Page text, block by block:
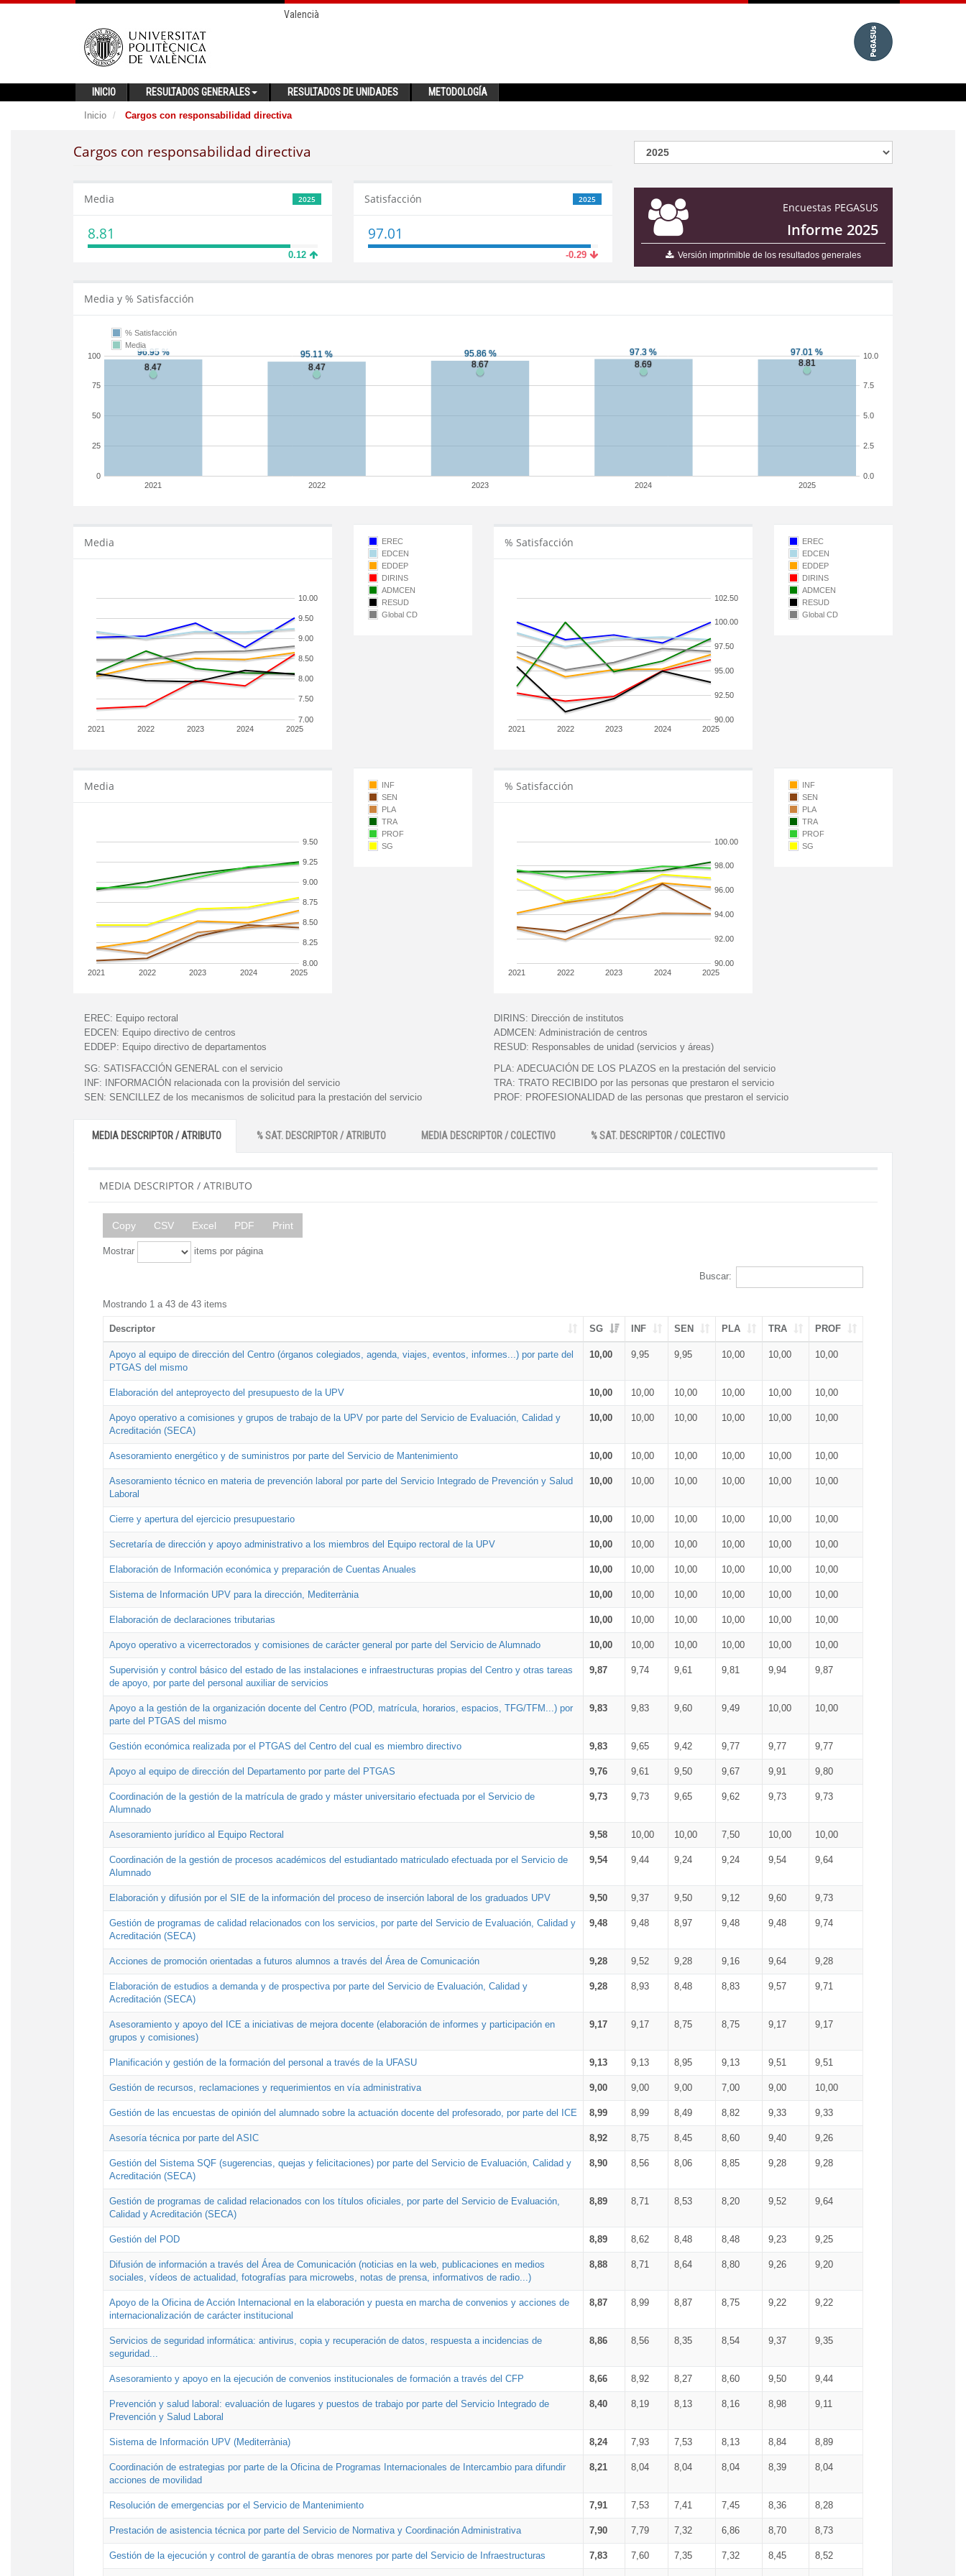
Valencià
INICIO RESULTADOS GENERALES RESULTADOS DE UNIDADES METODOLOGÍA
Inicio Cargos con responsabilidad directiva
Cargos con responsabilidad directiva
Encuestas PEGASUS
Informe 2025
Versión imprimible de los resultados generales
2025
Media
8.81
0.12
2025
Satisfacción
97.01
-0.29
Media y % Satisfacción
2021 2022 2023 2024 2025
0
25
50
75
100
0.0
2.5
5.0
7.5
10.0
% Satisfacción
Media
Media
2021 2022 2023 2024 2025
7.00
7.50
8.00
8.50
9.00
9.50
10.00
EREC
EDCEN
EDDEP
DIRINS
ADMCEN
RESUD
Global CD
% Satisfacción
2021 2022 2023 2024 2025
90.00
92.50
95.00
97.50
100.00
102.50
EREC
EDCEN
EDDEP
DIRINS
ADMCEN
RESUD
Global CD
Media
2021 2022 2023 2024 2025
8.00
8.25
8.50
8.75
9.00
9.25
9.50
INF
SEN
PLA
TRA
PROF
SG
% Satisfacción
2021 2022 2023 2024 2025
90.00
92.00
94.00
96.00
98.00
100.00
INF
SEN
PLA
TRA
PROF
SG
EREC: Equipo rectoral
EDCEN: Equipo directivo de centros
EDDEP: Equipo directivo de departamentos
DIRINS: Dirección de institutos
ADMCEN: Administración de centros
RESUD: Responsables de unidad (servicios y áreas)
SG: SATISFACCIÓN GENERAL con el servicio
INF:
INFORMACIÓN relacionada con la provisión del servicio
SEN: SENCILLEZ de los mecanismos de solicitud para la prestación del servicio
PLA: ADECUACIÓN DE LOS PLAZOS en la prestación del servicio
TRA: TRATO RECIBIDO por las personas que prestaron el servicio
PROF: PROFESIONALIDAD de las personas que prestaron el servicio
MEDIA DESCRIPTOR / ATRIBUTO % SAT. DESCRIPTOR / ATRIBUTO MEDIA DESCRIPTOR / COLECTIVO % SAT. DESCRIPTOR / COLECTIVO
MEDIA DESCRIPTOR / ATRIBUTO
Copy CSV Excel PDF Print
Mostrar items por página
Buscar:
Mostrando 1 a 43 de 43 items
Descriptor SG INF SEN PLA TRA PROF
Apoyo al equipo de dirección del Centro (órganos colegiados, agenda, viajes, eventos, informes...) por parte del
PTGAS del mismo
10,00 9,95 9,95 10,00 10,00 10,00
Elaboración del anteproyecto del presupuesto de la UPV 10,00 10,00 10,00 10,00 10,00 10,00
Apoyo operativo a comisiones y grupos de trabajo de la UPV por parte del Servicio de Evaluación, Calidad y
Acreditación (SECA)
10,00 10,00 10,00 10,00 10,00 10,00
Asesoramiento energético y de suministros por parte del Servicio de Mantenimiento 10,00 10,00 10,00 10,00 10,00 10,00
Asesoramiento técnico en materia de prevención laboral por parte del Servicio Integrado de Prevención y Salud
Laboral
10,00 10,00 10,00 10,00 10,00 10,00
Cierre y apertura del ejercicio presupuestario 10,00 10,00 10,00 10,00 10,00 10,00
Secretaría de dirección y apoyo administrativo a los miembros del Equipo rectoral de la UPV 10,00 10,00 10,00 10,00 10,00 10,00
Elaboración de Información económica y preparación de Cuentas Anuales 10,00 10,00 10,00 10,00 10,00 10,00
Sistema de Información UPV para la dirección, Mediterrània 10,00 10,00 10,00 10,00 10,00 10,00
Elaboración de declaraciones tributarias 10,00 10,00 10,00 10,00 10,00 10,00
Apoyo operativo a vicerrectorados y comisiones de carácter general por parte del Servicio de Alumnado 10,00 10,00 10,00 10,00 10,00 10,00
Supervisión y control básico del estado de las instalaciones e infraestructuras propias del Centro y otras tareas
de apoyo, por parte del personal auxiliar de servicios
9,87 9,74 9,61 9,81 9,94 9,87
Apoyo a la gestión de la organización docente del Centro (POD, matrícula, horarios, espacios, TFG/TFM...) por
parte del PTGAS del mismo
9,83 9,83 9,60 9,49 10,00 10,00
Gestión económica realizada por el PTGAS del Centro del cual es miembro directivo 9,83 9,65 9,42 9,77 9,77 9,77
Apoyo al equipo de dirección del Departamento por parte del PTGAS 9,76 9,61 9,50 9,67 9,91 9,80
Coordinación de la gestión de la matrícula de grado y máster universitario efectuada por el Servicio de
Alumnado
9,73 9,73 9,65 9,62 9,73 9,73
Asesoramiento jurídico al Equipo Rectoral 9,58 10,00 10,00 7,50 10,00 10,00
Coordinación de la gestión de procesos académicos del estudiantado matriculado efectuada por el Servicio de
Alumnado
9,54 9,44 9,24 9,24 9,54 9,64
Elaboración y difusión por el SIE de la información del proceso de inserción laboral de los graduados UPV 9,50 9,37 9,50 9,12 9,60 9,73
Gestión de programas de calidad relacionados con los servicios, por parte del Servicio de Evaluación, Calidad y
Acreditación (SECA)
9,48 9,48 8,97 9,48 9,48 9,74
Acciones de promoción orientadas a futuros alumnos a través del Área de Comunicación 9,28 9,52 9,28 9,16 9,64 9,28
Elaboración de estudios a demanda y de prospectiva por parte del Servicio de Evaluación, Calidad y
Acreditación (SECA)
9,28 8,93 8,48 8,83 9,57 9,71
Asesoramiento y apoyo del ICE a iniciativas de mejora docente (elaboración de informes y participación en
grupos y comisiones)
9,17 9,17 8,75 8,75 9,17 9,17
Planificación y gestión de la formación del personal a través de la UFASU 9,13 9,13 8,95 9,13 9,51 9,51
Gestión de recursos, reclamaciones y requerimientos en vía administrativa 9,00 9,00 9,00 7,00 9,00 10,00
Gestión de las encuestas de opinión del alumnado sobre la actuación docente del profesorado, por parte del ICE 8,99 8,99 8,49 8,82 9,33 9,33
Asesoría técnica por parte del ASIC 8,92 8,75 8,45 8,60 9,40 9,26
Gestión del Sistema SQF (sugerencias, quejas y felicitaciones) por parte del Servicio de Evaluación, Calidad y
Acreditación (SECA)
8,90 8,56 8,06 8,85 9,28 9,28
Gestión de programas de calidad relacionados con los títulos oficiales, por parte del Servicio de Evaluación,
Calidad y Acreditación (SECA)
8,89 8,71 8,53 8,20 9,52 9,64
Gestión del POD 8,89 8,62 8,48 8,48 9,23 9,25
Difusión de información a través del Área de Comunicación (noticias en la web, publicaciones en medios
sociales, vídeos de actualidad, fotografías para microwebs, notas de prensa, informativos de radio...)
8,88 8,71 8,64 8,80 9,26 9,20
Apoyo de la Oficina de Acción Internacional en la elaboración y puesta en marcha de convenios y acciones de
internacionalización de carácter institucional
8,87 8,99 8,87 8,75 9,22 9,22
Servicios de seguridad informática: antivirus, copia y recuperación de datos, respuesta a incidencias de
seguridad...
8,86 8,56 8,35 8,54 9,37 9,35
Asesoramiento y apoyo en la ejecución de convenios institucionales de formación a través del CFP 8,66 8,92 8,27 8,60 9,50 9,44
Prevención y salud laboral: evaluación de lugares y puestos de trabajo por parte del Servicio Integrado de
Prevención y Salud Laboral
8,40 8,19 8,13 8,16 8,98 9,11
Sistema de Información UPV (Mediterrània) 8,24 7,93 7,53 8,13 8,84 8,89
Coordinación de estrategias por parte de la Oficina de Programas Internacionales de Intercambio para difundir
acciones de movilidad
8,21 8,04 8,04 8,04 8,39 8,04
Resolución de emergencias por el Servicio de Mantenimiento 7,91 7,53 7,41 7,45 8,36 8,28
Prestación de asistencia técnica por parte del Servicio de Normativa y Coordinación Administrativa 7,90 7,79 7,32 6,86 8,70 8,73
Gestión de la ejecución y control de garantía de obras menores por parte del Servicio de Infraestructuras 7,83 7,60 7,35 7,32 8,45 8,52